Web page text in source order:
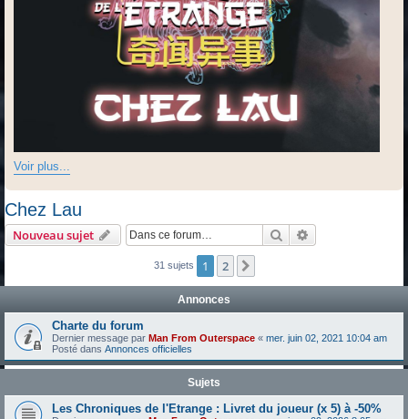
Voir plus...
Chez Lau
Nouveau sujet Rechercher
31 sujets 1 2
Annonces
Charte du forum
Dernier message par Man From Outerspace « mer. juin 02, 2021 10:04 am
Posté dans Annonces officielles
Sujets
Les Chroniques de l'Etrange : Livret du joueur (x 5) à -50%